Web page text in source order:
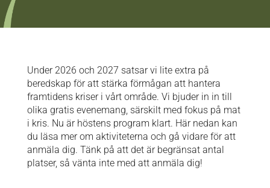
Under 2026 och 2027 satsar vi lite extra på
beredskap för att stärka förmågan att hantera
framtidens kriser i vårt område. Vi bjuder in in till
olika gratis evenemang, särskilt med fokus på mat
i kris. Nu är höstens program klart. Här nedan kan
du läsa mer om aktiviteterna och gå vidare för att
anmäla dig. Tänk på att det är begränsat antal
platser, så vänta inte med att anmäla dig!